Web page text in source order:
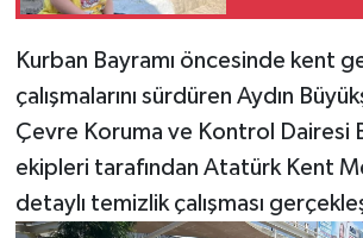
Kurban Bayramı öncesinde kent
çalışmalarını sürdüren Aydın
Çevre Koruma ve Kontrol Dairesi
ekipleri tarafından Atatürk Kent
detaylı temizlik çalışması